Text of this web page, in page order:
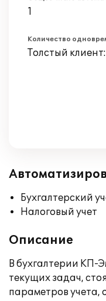
1
Количество
Толстый клиент:
Бухгалтерский
Налоговый учет
Описание
В бухгалтерии КП-
текущих задач,
параметров учета,